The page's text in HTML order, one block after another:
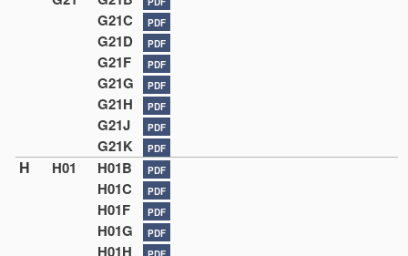
G21C PDF
G21D PDF
G21F PDF
G21G PDF
G21H PDF
G21J PDF
G21K PDF
H H01 H01B PDF
H01C PDF
H01F PDF
H01G PDF
H01H